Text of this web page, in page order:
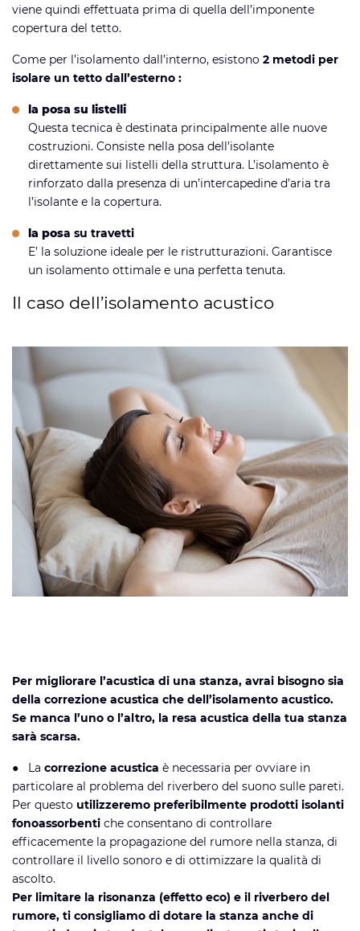
viene quindi effettuata prima di quella dell’imponente
copertura del tetto.
Come per l’isolamento dall’interno, esistono 2 metodi per
isolare un tetto dall’esterno :
la posa su listelli
Questa tecnica è destinata principalmente alle nuove
costruzioni. Consiste nella posa dell’isolante
direttamente sui listelli della struttura. L’isolamento è
rinforzato dalla presenza di un’intercapedine d’aria tra
l’isolante e la copertura.
la posa su travetti
E’ la soluzione ideale per le ristrutturazioni. Garantisce
un isolamento ottimale e una perfetta tenuta.
Il caso dell’isolamento acustico
Per migliorare l’acustica di una stanza, avrai bisogno sia
della correzione acustica che dell’isolamento acustico.
Se manca l’uno o l’altro, la resa acustica della tua stanza
sarà scarsa.
● La correzione acustica è necessaria per ovviare in
particolare al problema del riverbero del suono sulle pareti.
Per questo utilizzeremo preferibilmente prodotti isolanti
fonoassorbenti che consentano di controllare
efficacemente la propagazione del rumore nella stanza, di
controllare il livello sonoro e di ottimizzare la qualità di
ascolto.
Per limitare la risonanza (effetto eco) e il riverbero del
rumore, ti consigliamo di dotare la stanza anche di